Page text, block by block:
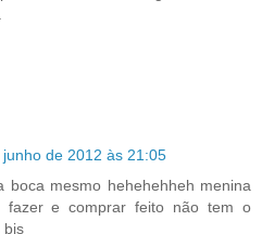
junho de 2012 às 21:05
boca mesmo hehehehheh menina
e comprar feito não tem o
bjs